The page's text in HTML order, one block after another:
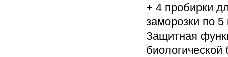
+ 4 пробирки
заморозки по
Защитная
биологической